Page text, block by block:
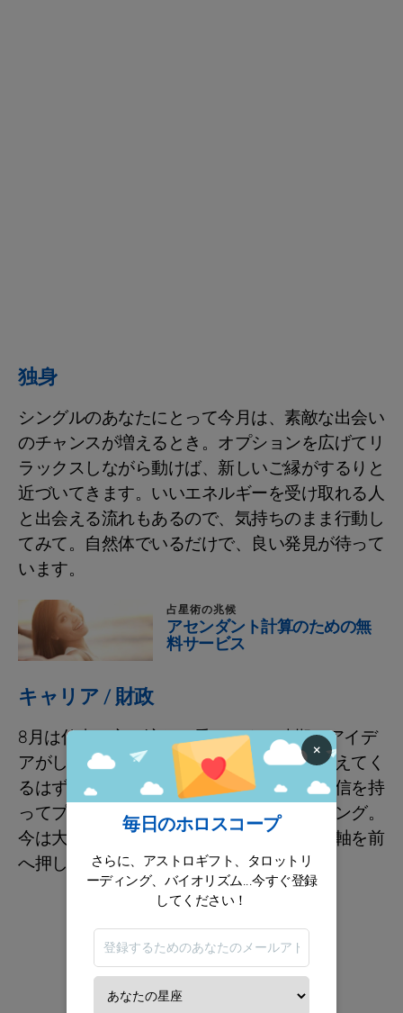
独身
シングルのあなたにとって今月は、素敵な出会い
のチャンスが増えるとき。オプションを広げてリ
ラックスしながら動けば、新しいご縁がするりと
近づいてきます。いいエネルギーを受け取れる人
と出会える流れもあるので、気持ちのまま行動し
てみて。自然体でいるだけで、良い発見が待って
います。
占星術の兆候
アセンダント計算のための無
料サービス
キャリア / 財政
8月は仕事も良い流れに乗りやすい時期。アイデ
アがしっかり形になり、進むべき方向が見えてく
るはずです。話し合いは建設的に進み、自信を持
ってプロジェクトを前に進められるタイミング。
今は大きく軌道修正するより、キヤリアの軸を前
へ押し出すのが正解です。
×
毎日のホロスコープ
さらに、アストロギフト、タロットリ
ーディング、バイオリズム...今すぐ登録
してください！